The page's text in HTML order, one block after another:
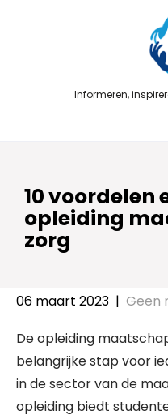
Informeren,
10 voordelen
opleiding
zorg
06 maart 2023 | Geen
De opleiding
belangrijke stap voor
in de sector van de
opleiding biedt